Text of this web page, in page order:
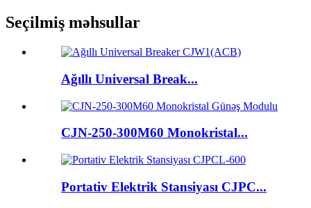
Seçilmiş məhsullar
Ağıllı Universal Break...
CJN-250-300M60 Monokristal...
Portativ Elektrik Stansiyası CJPC...